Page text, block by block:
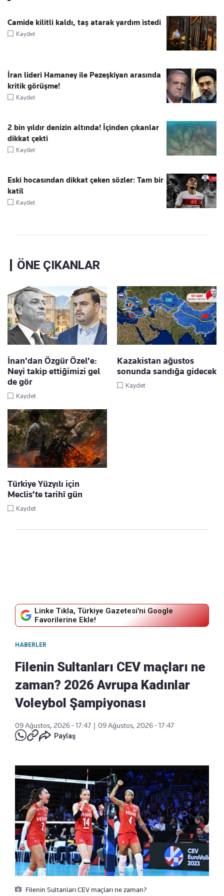
Camide kilitli kaldı, taş atarak yardım istedi
Kaydet
İran lideri Hamaney ile Pezeşkiyan arasında
kritik görüşme!
Kaydet
2 bin yıldır denizin altında! İçinden çıkanlar
dikkat çekti
Kaydet
Eski hocasından dikkat çeken sözler: Tam bir
katil
Kaydet
ÖNE ÇIKANLAR
İnan'dan Özgür Özel'e:
Neyi takip ettiğimizi gel
de gör
Kaydet
Kazakistan ağustos
sonunda sandığa gidecek
Kaydet
Türkiye Yüzyılı için
Meclis’te tarihî gün
Kaydet
Linke Tıkla, Türkiye Gazetesi'ni Google
Favorilerine Ekle!
HABERLER
Filenin Sultanları CEV maçları ne
zaman? 2026 Avrupa Kadınlar
Voleybol Şampiyonası
09 Ağustos, 2026 - 17:47
09 Ağustos, 2026 - 17:47
Paylaş
Filenin Sultanları CEV maçları ne zaman?